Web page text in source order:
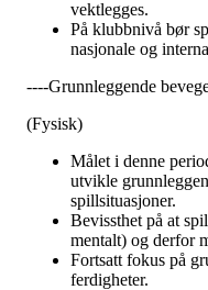
vektlegges.
På klubbnivå bør
nasjonale og
----Grunnleggende
(Fysisk)
Målet i denne
utvikle
spillsituasjoner.
Bevissthet på at
mentalt) og derfor
Fortsatt fokus på
ferdigheter.